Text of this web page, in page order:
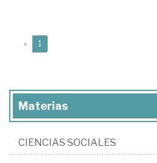
« 1
Materias
CIENCIAS SOCIALES